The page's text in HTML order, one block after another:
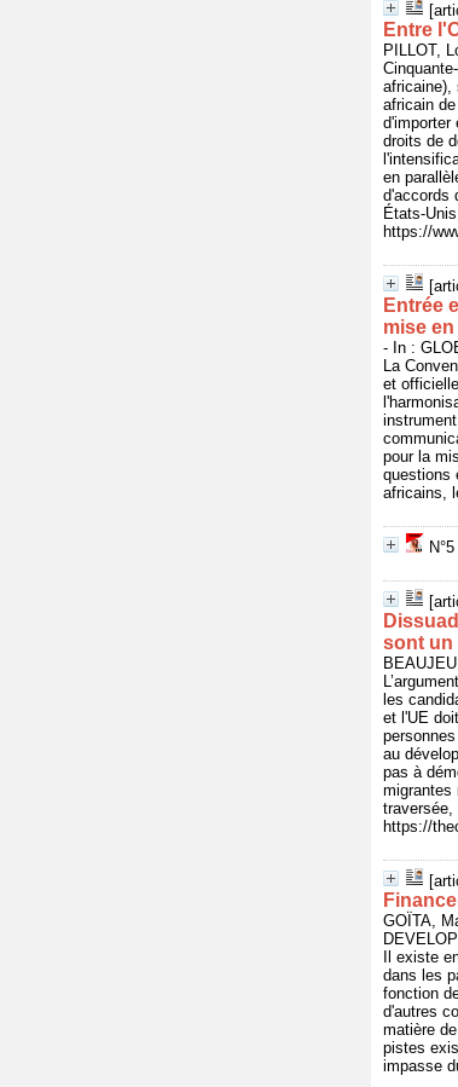
Entre
PILLOT,
africaine),
africain
d'importer
droits de
en
d'accords
États-
https://
Entrée
mise
- In :
La
et
pour la
questions
africains,
sont un
les
et l'UE
au
pas à
migrantes
traversée,
https://
GOÏTA,
Il existe
dans les
fonction
d'autres
matière
pistes
impasse